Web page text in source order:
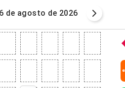
de agosto de 2026